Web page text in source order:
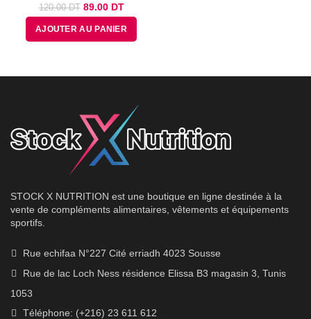
120.00DT Le
prix
initial
était :
89.00DTLe
prix
actuel
est :
AJOUTER AU PANIER
STOCK X NUTRITION est une boutique en ligne destinée à la
vente de compléments alimentaires, vêtements et équipements
sportifs.
Rue echifaa N°227 Cité erriadh 4023 Sousse
Rue de lac Loch Ness résidence Elissa B3 magasin 3, Tunis
1053
Téléphone: (+216) 23 611 612